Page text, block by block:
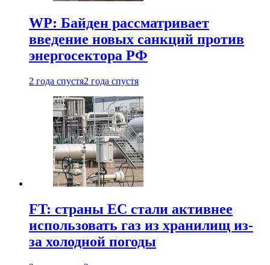
WP: Байден рассматривает
введение новых санкций против
энергосектора РФ
2 года спустя2 года спустя
FT: страны ЕС стали активнее
использовать газ из хранилищ из-
за холодной погоды